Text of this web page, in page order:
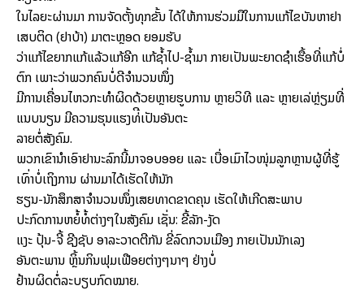
ໃນໄລຍະຜ່ານມາ ການຈັດຕັ້ງທຸກຂັ້ນ ໄດ້ໃຫ້ການຮ່ວມມືໃນການແກ້ໄຂບັນຫາຢາ
ເສບຕິດ (ຢາບ້າ) ມາຕະຫຼອດ ຍອມຮັບ
ວ່າແກ້ໄຂຍາກແກ້ແລ້ວແກ້ອີກ ແກ້ຊ້ຳໄປ-ຊ້ຳມາ ກາຍເປັນພະຍາດຊຳເຮື້ອທີ່ແກ້ບໍ່
ຕົກ ເພາະວ່າພວກຄົນບໍ່ດີຈຳນວນໜຶ່ງ
ມີການເຄື່ອນໄຫວກະທຳຜິດດ້ວຍຫຼາຍຮູບການ ຫຼາຍວິທີ ແລະ ຫຼາຍເລ່ຫຼ່ຽມທີ່
ແນບນຽນ ມີຄວາມຮຸນແຮງທ່ີເປັນອັນຕະ
ລາຍຕໍ່ສັງຄົມ.
ພວກເຂົານຳເອົາຢານະລົກນີ້ມາຈອບອອຍ ແລະ ເບື່ອເມົາໄວໜຸ່ມລູກຫຼານຜູ້ທີ່ຮູ້
ເທົ່າບໍ່ເຖິງການ ຜ່ານມາໄດ້ເຮັດໃຫ້ນັກ
ຮຽນ-ນັກສຶກສາຈຳນວນໜຶ່ງເສຍທາດຂາດຄຸນ ເຮັດໃຫ້ເກີດສະພາບ
ປະກົດການຫຍໍ້ທໍ້ຕ່າງໆໃນສັງຄົມ ເຊັ່ນ: ຂີ້ລັກ-ງັດ
ແງະ ປຸ້ນ-ຈີ້ ຊີງຊັບ ອາລະວາດຕີກັນ ຂີ່ລົດກວນເມືອງ ກາຍເປັນນັກເລງ
ອັນຕະພານ ຫຼິ້ນກິນຟຸມເຟືອຍຕ່າງໆນາໆ ຢ່າງບໍ່
ຢ້ານຜິດຕໍ່ລະບຽບກົດໝາຍ.